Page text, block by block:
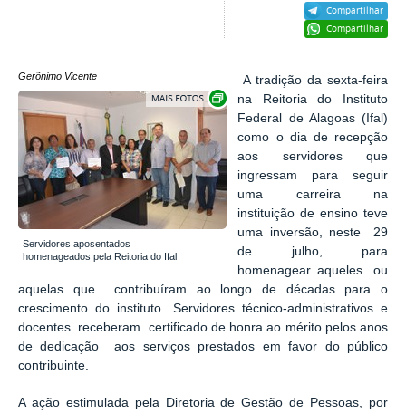
Compartilhar
Compartilhar
Exibir carrossel de imagens
Gerõnimo Vicente
Servidores aposentados
homenageados pela Reitoria do Ifal
A tradição da sexta-feira
na Reitoria do Instituto
Federal de Alagoas (Ifal)
como o dia de recepção
aos servidores que
ingressam para seguir
uma carreira na
instituição de ensino teve
uma inversão, neste 29
de julho, para
homenagear aqueles ou
aquelas que contribuíram ao longo de décadas para o
crescimento do instituto. Servidores técnico-administrativos e
docentes receberam certificado de honra ao mérito pelos anos
de dedicação aos serviços prestados em favor do público
contribuinte.
A ação estimulada pela Diretoria de Gestão de Pessoas, por